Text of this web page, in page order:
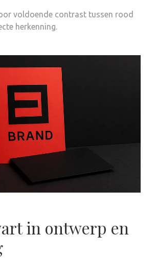
voldoende contrast tussen rood
herkenning.
in ontwerp en